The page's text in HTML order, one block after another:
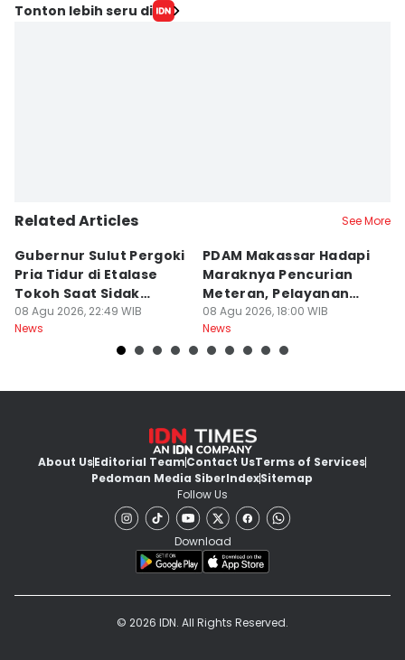
Tonton lebih seru di
Related Articles See More
Gubernur Sulut Pergoki
Pria Tidur di Etalase
Tokoh Saat Sidak
Gedung
08 Agu 2026, 22:49 WIB
News
PDAM Makassar Hadapi
Maraknya Pencurian
Meteran, Pelayanan
Ikut Terdampak
08 Agu 2026, 18:00 WIB
News
About UsEditorial TeamContact UsTerms of Services
Pedoman Media SiberIndexSitemap
Follow Us
Download
© 2026 IDN. All Rights Reserved.